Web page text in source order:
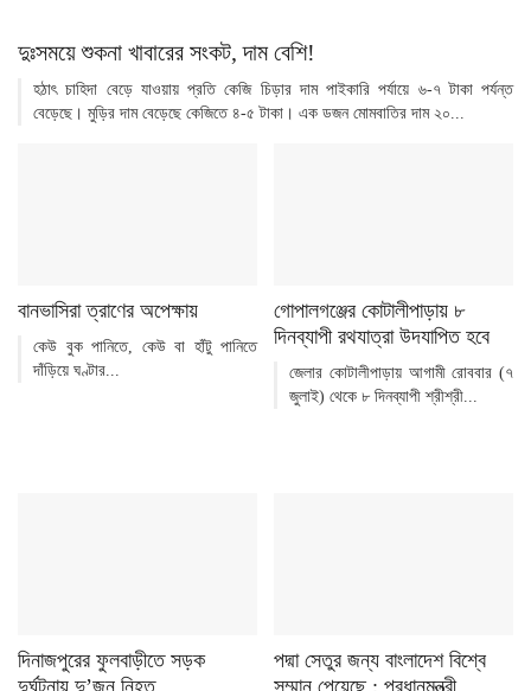
দুঃসময়ে শুকনা খাবারের সংকট, দাম বেশি!
হঠাৎ চাহিদা বেড়ে যাওয়ায় প্রতি কেজি চিড়ার দাম পাইকারি পর্যায়ে ৬-৭ টাকা পর্যন্ত
বেড়েছে। মুড়ির দাম বেড়েছে কেজিতে ৪-৫ টাকা। এক ডজন মোমবাতির দাম ২০...
বানভাসিরা ত্রাণের অপেক্ষায়
কেউ বুক পানিতে, কেউ বা হাঁটু পানিতে
দাঁড়িয়ে ঘণ্টার...
গোপালগঞ্জের কোটালীপাড়ায় ৮
দিনব্যাপী রথযাত্রা উদযাপিত হবে
জেলার কোটালীপাড়ায় আগামী রোববার (৭
জুলাই) থেকে ৮ দিনব্যাপী শ্রীশ্রী...
দিনাজপুরের ফুলবাড়ীতে সড়ক
দুর্ঘটনায় দু’জন নিহত
পদ্মা সেতুর জন্য বাংলাদেশ বিশ্বে
সম্মান পেয়েছে : প্রধানমন্ত্রী